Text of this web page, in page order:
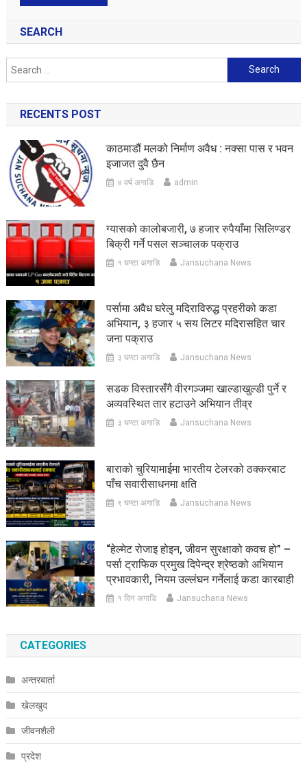
SEARCH
Search
for:
RECENTS POST
काठमाडौं मलको निर्माण अवैध : नक्सा पास र भवन
इजाजत दुवै छैन
४ वर्ष अगाडि admin
ग्यासको कालोबजारी, ७ हजार रुपैयाँमा सिलिण्डर
बिक्री गर्ने पसल सञ्चालक पक्राउ
१ घण्टा अगाडि Jansuchana News
पर्सामा अवैध घरेलु मदिराविरुद्ध प्रहरीको कडा
अभियान, ३ हजार ५ सय लिटर मदिरासहित चार
जना पक्राउ
३ घण्टा अगाडि Jansuchana News
सडक विस्तारसँगै वीरगञ्जमा खाल्डाखुल्डी पुर्ने र
अव्यवस्थित तार हटाउने अभियान तीव्र
३ घण्टा अगाडि Jansuchana News
बाराको चुरियामाईमा भारतीय टेलरको ठक्करबाट
पाँच सवारीसाधनमा क्षति
९ घण्टा अगाडि Jansuchana News
“हेल्मेट रोजाइ होइन, जीवन सुरक्षाको कवच हो” –
पर्सा ट्राफिक प्रमुख दिपेन्द्र श्रेष्ठको अभियान
प्रभावकारी, नियम उल्लंघन गर्नेलाई कडा कारबाही
१ दिन अगाडि Jansuchana News
CATEGORIES
अन्तरबार्ता
खेलखुद
जीवनशैली
प्रदेश